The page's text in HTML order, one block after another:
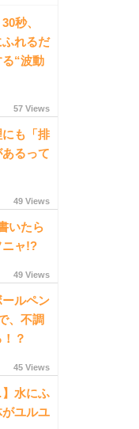
秒、
れるだ
“波動
57 Views
も「排
るって
49 Views
いたら
ニャ!?
49 Views
ールペン
、不調
？
45 Views
水にふ
ユルユ